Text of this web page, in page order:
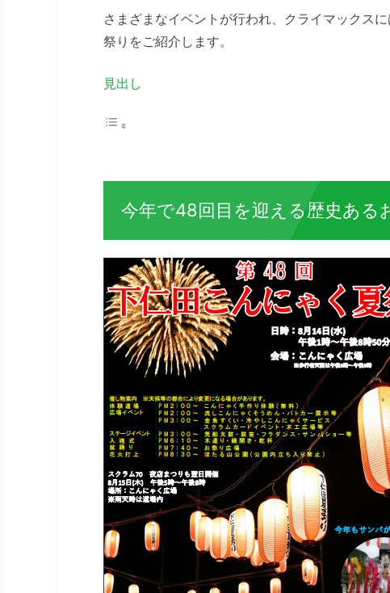
さまざまなイベントが行われ、クライマックス
祭りをご紹介します。
見出し
今年で48回目を迎える歴史ある